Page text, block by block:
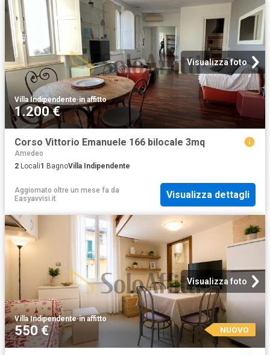
Visualizza foto
Villa Indipendente·in affitto
1.200 €
Corso Vittorio Emanuele 166 bilocale 3mq
Amedeo
2 Locali1 BagnoVilla Indipendente
Aggiornato oltre un mese fa da
Easyavvisi.it
Visualizza dettagli
Visualizza foto
Villa Indipendente·in affitto
550 € NUOVO